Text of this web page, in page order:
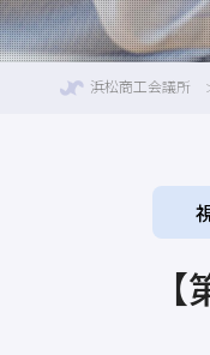
浜松商工会議所